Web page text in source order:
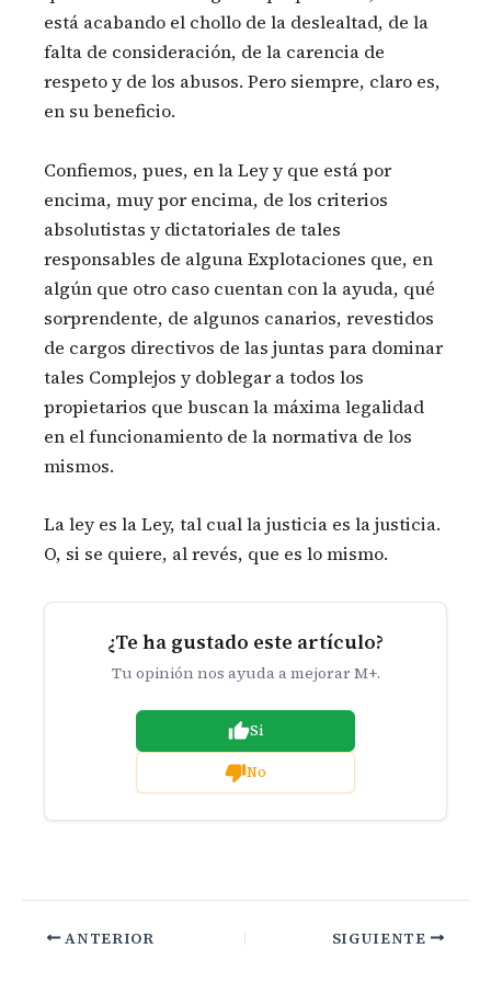
está acabando el chollo de la deslealtad, de la
falta de consideración, de la carencia de
respeto y de los abusos. Pero siempre, claro es,
en su beneficio.
Confiemos, pues, en la Ley y que está por
encima, muy por encima, de los criterios
absolutistas y dictatoriales de tales
responsables de alguna Explotaciones que, en
algún que otro caso cuentan con la ayuda, qué
sorprendente, de algunos canarios, revestidos
de cargos directivos de las juntas para dominar
tales Complejos y doblegar a todos los
propietarios que buscan la máxima legalidad
en el funcionamiento de la normativa de los
mismos.
La ley es la Ley, tal cual la justicia es la justicia.
O, si se quiere, al revés, que es lo mismo.
¿Te ha gustado este artículo?
Tu opinión nos ayuda a mejorar M+.
Si
No
ANTERIOR SIGUIENTE